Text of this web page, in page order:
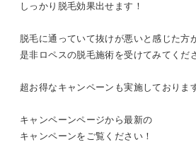
しっかり脱毛効果出せます！
脱毛に通っていて抜けが悪いと感じた方
是非ロペスの脱毛施術を受けてみてくだ
超お得なキャンペーンも実施しておりま
キャンペーンページから最新の
キャンペーンをご覧ください！